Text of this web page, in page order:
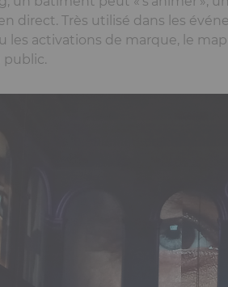
direct. Très utilisé dans les
les activations de marque, le
public.